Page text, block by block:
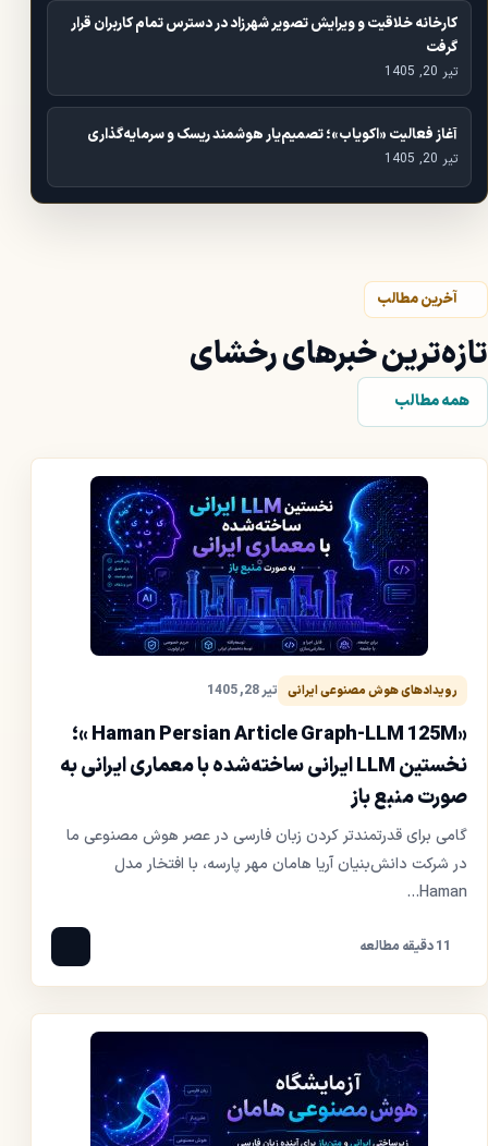
کارخانه خلاقیت و ویرایش تصویر شهرزاد در دسترس تمام کاربران قرار
گرفت
تیر 20, 1405
آغاز فعالیت «اکویاب»؛ تصمیم‌یار هوشمند ریسک و سرمایه‌گذاری
تیر 20, 1405
آخرین مطالب
تازه‌ترین خبرهای رخشای
همه مطالب
رویدادهای هوش مصنوعی ایرانی تیر 28, 1405
«Haman Persian Article Graph-LLM 125M »؛
نخستین LLM ایرانی ساخته‌شده با معماری ایرانی به
صورت منبع باز
گامی برای قدرتمندتر کردن زبان فارسی در عصر هوش مصنوعی ما
در شرکت دانش‌بنیان آریا هامان مهر پارسه، با افتخار مدل
Haman...
11 دقیقه مطالعه